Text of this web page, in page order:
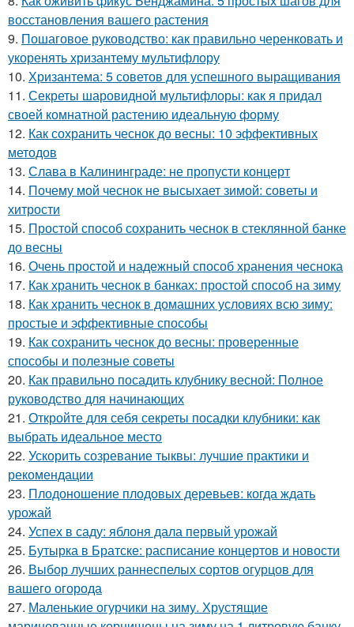
восстановления вашего растения
9. Пошаговое руководство: как правильно черенковать и
укоренять хризантему мультифлору
10. Хризантема: 5 советов для успешного выращивания
11. Секреты шаровидной мультифлоры: как я придал
своей комнатной растению идеальную форму
12. Как сохранить чеснок до весны: 10 эффективных
методов
13. Слава в Калининграде: не пропусти концерт
14. Почему мой чеснок не высыхает зимой: советы и
хитрости
15. Простой способ сохранить чеснок в стеклянной банке
до весны
16. Очень простой и надежный способ хранения чеснока
17. Как хранить чеснок в банках: простой способ на зиму
18. Как хранить чеснок в домашних условиях всю зиму:
простые и эффективные способы
19. Как сохранить чеснок до весны: проверенные
способы и полезные советы
20. Как правильно посадить клубнику весной: Полное
руководство для начинающих
21. Откройте для себя секреты посадки клубники: как
выбрать идеальное место
22. Ускорить созревание тыквы: лучшие практики и
рекомендации
23. Плодоношение плодовых деревьев: когда ждать
урожай
24. Успех в саду: яблоня дала первый урожай
25. Бутырка в Братске: расписание концертов и новости
26. Выбор лучших раннеспелых сортов огурцов для
вашего огорода
27. Маленькие огурчики на зиму. Хрустящие